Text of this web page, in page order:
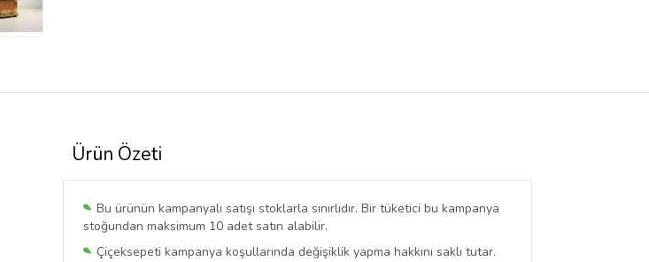
Ürün Özeti
Bu ürünün kampanyalı satışı stoklarla sınırlıdır. Bir tüketici bu kampanya
stoğundan maksimum 10 adet satın alabilir.
Çiçeksepeti kampanya koşullarında değişiklik yapma hakkını saklı tutar.